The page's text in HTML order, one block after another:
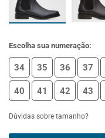
Escolha sua numeração:
34 35 36 37
40 41 42 43
Dúvidas sobre tamanho?